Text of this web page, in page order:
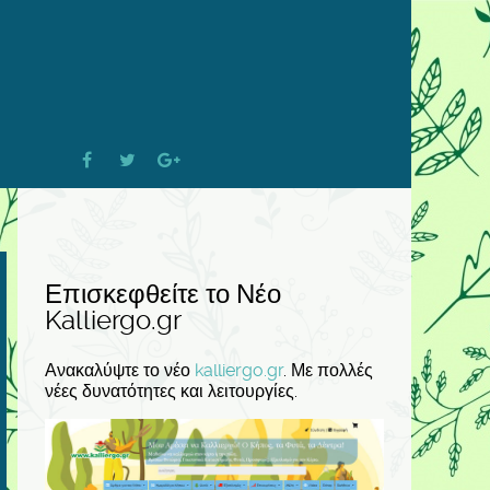
Επισκεφθείτε το Νέο
Kalliergo.gr
Ανακαλύψτε το νέο kalliergo.gr. Με πολλές
νέες δυνατότητες και λειτουργίες.